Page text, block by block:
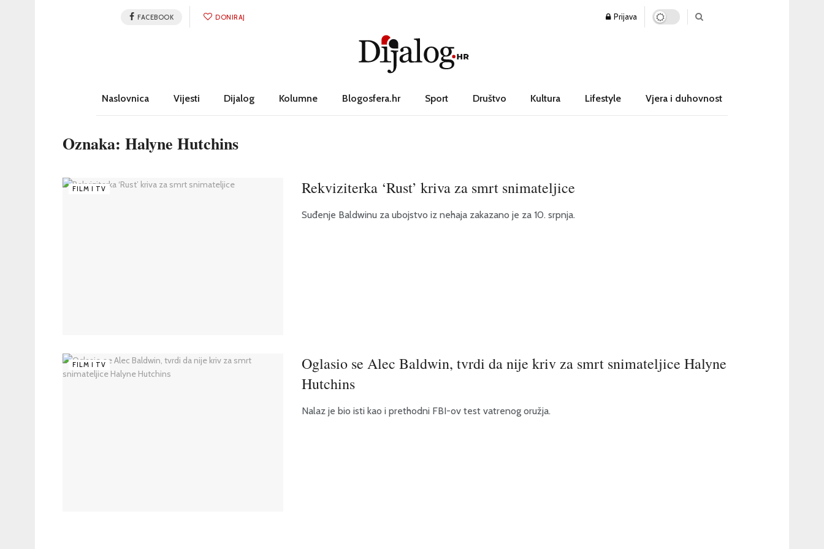
FACEBOOK DONIRAJ Prijava
Naslovnica Vijesti Dijalog Kolumne Blogosfera.hr Sport Društvo Kultura Lifestyle Vjera i duhovnost
Oznaka: Halyne Hutchins
FILM I TV Rekviziterka ‘Rust’ kriva za smrt snimateljice
Suđenje Baldwinu za ubojstvo iz nehaja zakazano je za 10. srpnja.
FILM I TV
Oglasio se Alec Baldwin, tvrdi da nije kriv za smrt snimateljice Halyne
Hutchins
Nalaz je bio isti kao i prethodni FBI-ov test vatrenog oružja.